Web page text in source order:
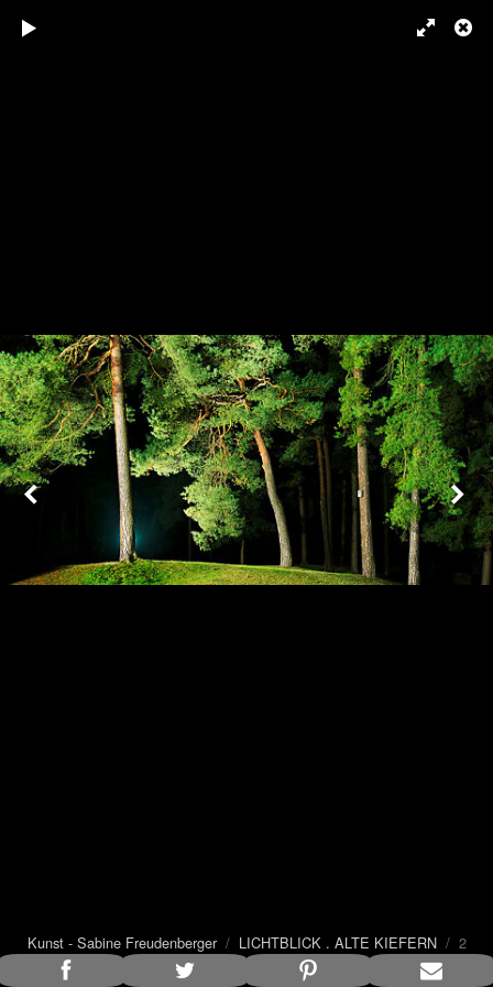
Kunst - Sabine Freudenberger/ LICHTBLICK . ALTE KIEFERN/ 2
von 5
Bildunterschrift anzeigen